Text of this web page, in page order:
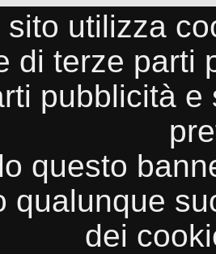
sito utilizza
di terze parti
pubblicità
questo
qualunque
dei